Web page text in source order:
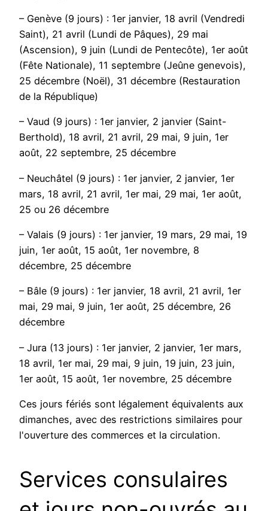
– Genève (9 jours) : 1er janvier, 18 avril (Vendredi
Saint), 21 avril (Lundi de Pâques), 29 mai
(Ascension), 9 juin (Lundi de Pentecôte), 1er août
(Fête Nationale), 11 septembre (Jeûne genevois),
25 décembre (Noël), 31 décembre (Restauration
de la République)
– Vaud (9 jours) : 1er janvier, 2 janvier (Saint-
Berthold), 18 avril, 21 avril, 29 mai, 9 juin, 1er
août, 22 septembre, 25 décembre
– Neuchâtel (9 jours) : 1er janvier, 2 janvier, 1er
mars, 18 avril, 21 avril, 1er mai, 29 mai, 1er août,
25 ou 26 décembre
– Valais (9 jours) : 1er janvier, 19 mars, 29 mai, 19
juin, 1er août, 15 août, 1er novembre, 8
décembre, 25 décembre
– Bâle (9 jours) : 1er janvier, 18 avril, 21 avril, 1er
mai, 29 mai, 9 juin, 1er août, 25 décembre, 26
décembre
– Jura (13 jours) : 1er janvier, 2 janvier, 1er mars,
18 avril, 1er mai, 29 mai, 9 juin, 19 juin, 23 juin,
1er août, 15 août, 1er novembre, 25 décembre
Ces jours fériés sont légalement équivalents aux
dimanches, avec des restrictions similaires pour
l'ouverture des commerces et la circulation.
Services consulaires